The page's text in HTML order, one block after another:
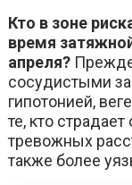
Кто в зоне
время
апреля?
сосудистыми
гипотонией,
те, кто
тревожных
также более